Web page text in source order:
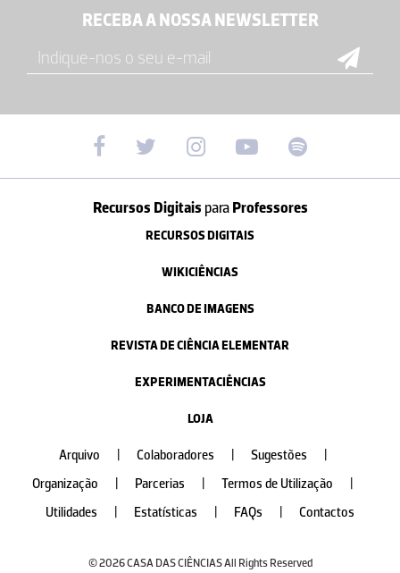
RECEBA A NOSSA NEWSLETTER
Recursos Digitais paraProfessores
RECURSOS DIGITAIS
WIKICIÊNCIAS
BANCO DE IMAGENS
REVISTA DE CIÊNCIA ELEMENTAR
EXPERIMENTACIÊNCIAS
LOJA
Arquivo Colaboradores Sugestões
Organização
Parcerias Termos de Utilização
Utilidades
Estatísticas FAQs Contactos
© 2026 CASA DAS CIÊNCIAS All Rights Reserved